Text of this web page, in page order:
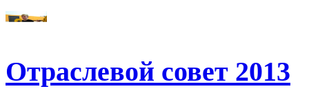
Отраслевой совет 2013